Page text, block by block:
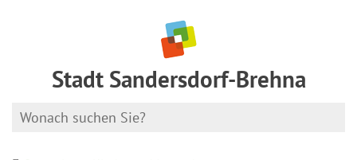
Stadt Sandersdorf-Brehna